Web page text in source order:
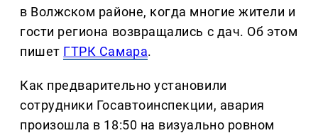
в Волжском районе, когда многие жители и
гости региона возвращались с дач. Об этом
пишет ГТРК Самара.
Как предварительно установили
сотрудники Госавтоинспекции, авария
произошла в 18:50 на визуально ровном